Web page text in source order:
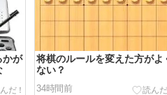
かが
将棋のルールを変えた方がよ
ない？
34時間前